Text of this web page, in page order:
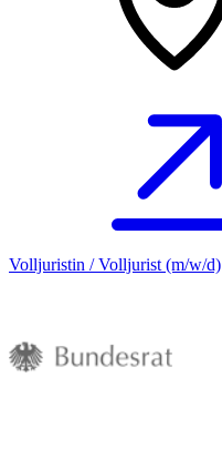
Volljuristin / Volljurist (m/w/d)